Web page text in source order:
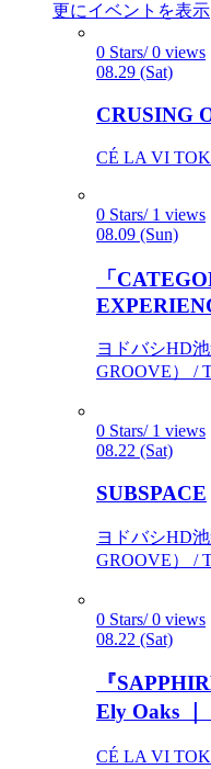
更にイベントを表示
0 Stars/ 0 views
08.29 (Sat)
CRUSING
CÉ LA VI
0 Stars/ 1 views
08.09 (Sun)
「
ヨドバシHD
GROOVE） /
0 Stars/ 1 views
08.22 (Sat)
SUBSPACE
ヨドバシHD
GROOVE） /
0 Stars/ 0 views
08.22 (Sat)
『
Ely Oaks ｜
CÉ LA VI